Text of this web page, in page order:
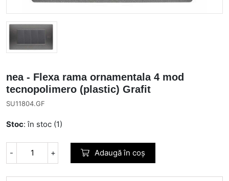
nea - Flexa rama ornamentala 4 mod
tecnopolimero (plastic) Grafit
SU11804.GF
Stoc: în stoc (1)
- + Adaugă în coș